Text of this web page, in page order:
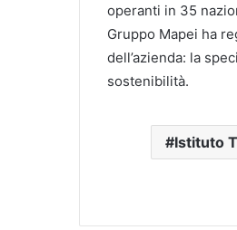
operanti in 35
Gruppo Mapei ha
dell’azienda: la
sostenibilità.
Istituto